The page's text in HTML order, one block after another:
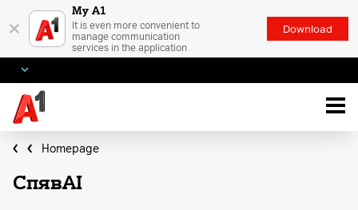
×
My A1
It is even more convenient to
manage communication
services in the application
Download
Homepage
СпявAI